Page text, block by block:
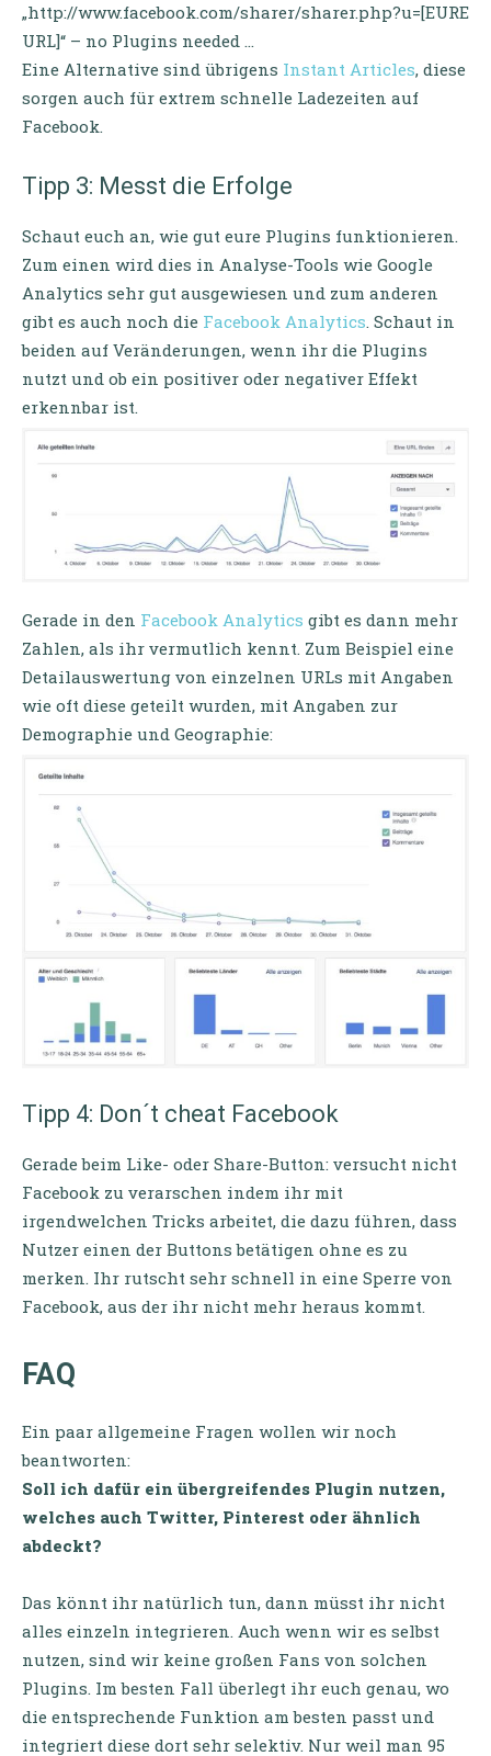
„http://www.facebook.com/sharer/sharer.php?u=[EURE
URL]“ – no Plugins needed …
Eine Alternative sind übrigens Instant Articles, diese
sorgen auch für extrem schnelle Ladezeiten auf
Facebook.
Tipp 3: Messt die Erfolge
Schaut euch an, wie gut eure Plugins funktionieren.
Zum einen wird dies in Analyse-Tools wie Google
Analytics sehr gut ausgewiesen und zum anderen
gibt es auch noch die Facebook Analytics. Schaut in
beiden auf Veränderungen, wenn ihr die Plugins
nutzt und ob ein positiver oder negativer Effekt
erkennbar ist.
Gerade in den Facebook Analytics gibt es dann mehr
Zahlen, als ihr vermutlich kennt. Zum Beispiel eine
Detailauswertung von einzelnen URLs mit Angaben
wie oft diese geteilt wurden, mit Angaben zur
Demographie und Geographie:
Tipp 4: Don´t cheat Facebook
Gerade beim Like- oder Share-Button: versucht nicht
Facebook zu verarschen indem ihr mit
irgendwelchen Tricks arbeitet, die dazu führen, dass
Nutzer einen der Buttons betätigen ohne es zu
merken. Ihr rutscht sehr schnell in eine Sperre von
Facebook, aus der ihr nicht mehr heraus kommt.
FAQ
Ein paar allgemeine Fragen wollen wir noch
beantworten:
Soll ich dafür ein übergreifendes Plugin nutzen,
welches auch Twitter, Pinterest oder ähnlich
abdeckt?
Das könnt ihr natürlich tun, dann müsst ihr nicht
alles einzeln integrieren. Auch wenn wir es selbst
nutzen, sind wir keine großen Fans von solchen
Plugins. Im besten Fall überlegt ihr euch genau, wo
die entsprechende Funktion am besten passt und
integriert diese dort sehr selektiv. Nur weil man 95